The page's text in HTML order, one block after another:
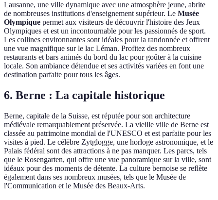
Lausanne, une ville dynamique avec une atmosphère jeune, abrite
de nombreuses institutions d'enseignement supérieur. Le Musée
Olympique permet aux visiteurs de découvrir l'histoire des Jeux
Olympiques et est un incontournable pour les passionnés de sport.
Les collines environnantes sont idéales pour la randonnée et offrent
une vue magnifique sur le lac Léman. Profitez des nombreux
restaurants et bars animés du bord du lac pour goûter à la cuisine
locale. Son ambiance détendue et ses activités variées en font une
destination parfaite pour tous les âges.
6. Berne : La capitale historique
Berne, capitale de la Suisse, est réputée pour son architecture
médiévale remarquablement préservée. La vieille ville de Berne est
classée au patrimoine mondial de l'UNESCO et est parfaite pour les
visites à pied. Le célèbre Zytglogge, une horloge astronomique, et le
Palais fédéral sont des attractions à ne pas manquer. Les parcs, tels
que le Rosengarten, qui offre une vue panoramique sur la ville, sont
idéaux pour des moments de détente. La culture bernoise se reflète
également dans ses nombreux musées, tels que le Musée de
l'Communication et le Musée des Beaux-Arts.